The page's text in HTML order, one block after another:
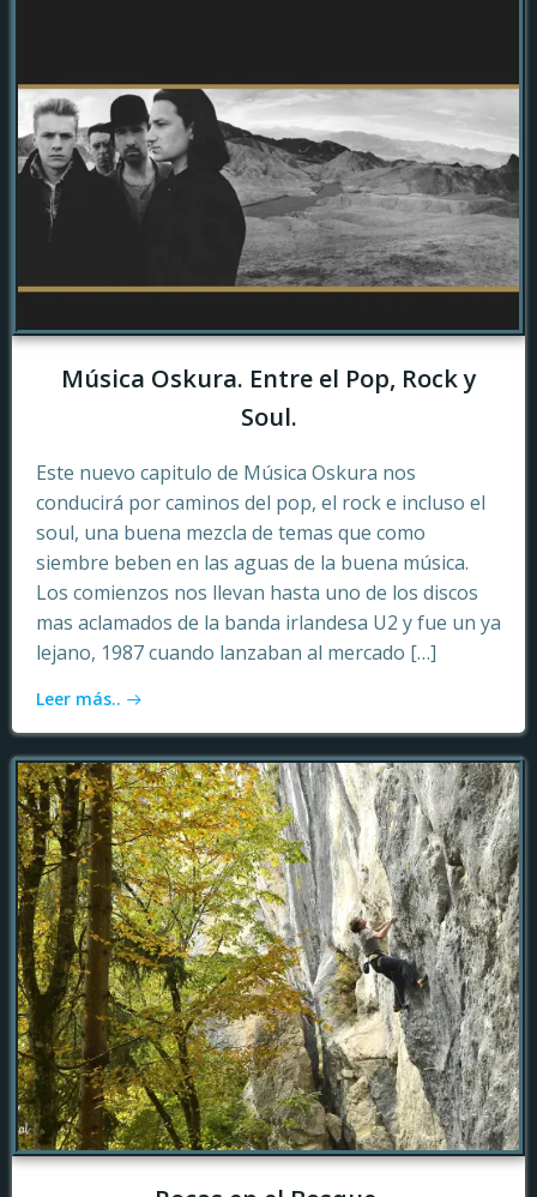
Música Oskura. Entre el Pop, Rock y
Soul.
Este nuevo capitulo de Música Oskura nos
conducirá por caminos del pop, el rock e incluso el
soul, una buena mezcla de temas que como
siembre beben en las aguas de la buena música.
Los comienzos nos llevan hasta uno de los discos
mas aclamados de la banda irlandesa U2 y fue un ya
lejano, 1987 cuando lanzaban al mercado […]
Leer más..